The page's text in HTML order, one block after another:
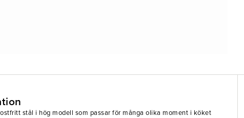
stål i hög modell som passar för många olika moment i köket